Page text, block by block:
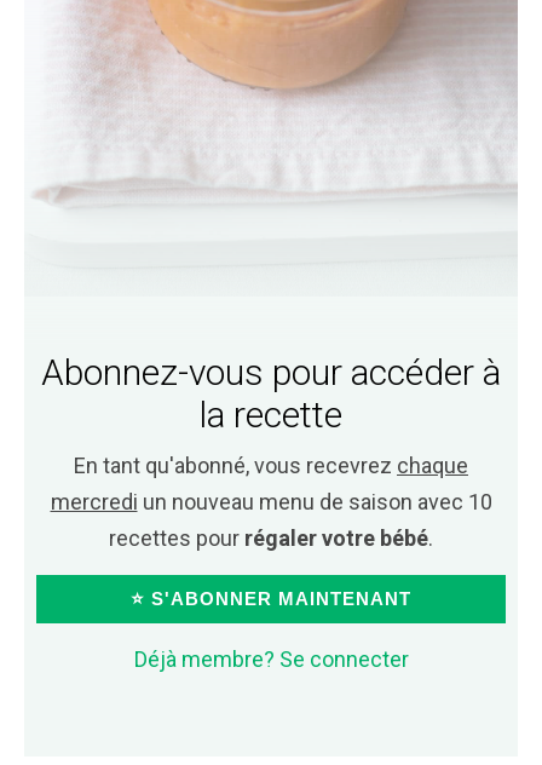
Abonnez-vous pour accéder à
la recette
En tant qu'abonné, vous recevrez chaque
mercredi un nouveau menu de saison avec 10
recettes pour régaler votre bébé.
⭐ S'ABONNER MAINTENANT
Déjà membre? Se connecter